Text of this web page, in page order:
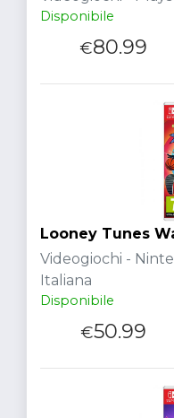
Disponibile
€80.99
Looney Tunes
Videogiochi -
Italiana
Disponibile
€50.99